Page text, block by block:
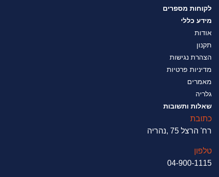
לקוחות מספרים
מידע כללי
אודות
תקנון
הצהרת נגישות
מדיניות פרטיות
מאמרים
גלריה
שאלות ותשובות
כתובת
רח' הרצל 75 ,נהריה
טלפון
04-900-1115